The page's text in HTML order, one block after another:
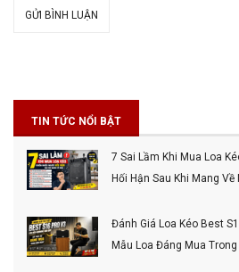
GỬI BÌNH LUẬN
TIN TỨC NỔI BẬT
7 Sai Lầm Khi Mua Loa
Hối Hận Sau Khi Mang Về
Đánh Giá Loa Kéo Best
Mẫu Loa Đáng Mua